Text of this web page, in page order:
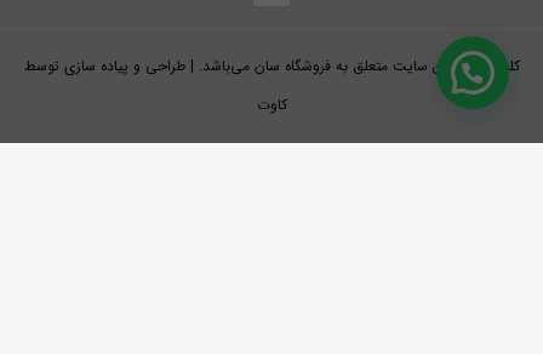
کلیه حقوق این سایت متعلق به فروشگاه سان می‌باشد. | طراحی و پیاده سازی توسط
کاوت